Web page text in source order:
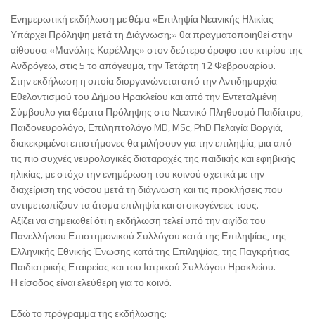
Ενημερωτική εκδήλωση με θέμα «Επιληψία Νεανικής Ηλικίας –
Υπάρχει Πρόληψη μετά τη Διάγνωση;» θα πραγματοποιηθεί στην
αίθουσα «Μανόλης Καρέλλης» στον δεύτερο όροφο του κτιρίου της
Ανδρόγεω, στις 5 το απόγευμα, την Τετάρτη 12 Φεβρουαρίου.
Στην εκδήλωση η οποία διοργανώνεται από την Αντιδημαρχία
Εθελοντισμού του Δήμου Ηρακλείου και από την Εντεταλμένη
Σύμβουλο για θέματα Πρόληψης στο Νεανικό Πληθυσμό Παιδίατρο,
Παιδονευρολόγο, Επιληπτολόγο MD, MSc, PhD Πελαγία Βοργιά,
διακεκριμένοι επιστήμονες θα μιλήσουν για την επιληψία, μια από
τις πιο συχνές νευρολογικές διαταραχές της παιδικής και εφηβικής
ηλικίας, με στόχο την ενημέρωση του κοινού σχετικά με την
διαχείριση της νόσου μετά τη διάγνωση και τις προκλήσεις που
αντιμετωπίζουν τα άτομα επιληψία και οι οικογένειες τους.
Αξίζει να σημειωθεί ότι η εκδήλωση τελεί υπό την αιγίδα του
Πανελλήνιου Επιστημονικού Συλλόγου κατά της Επιληψίας, της
Ελληνικής Εθνικής Ένωσης κατά της Επιληψίας, της Παγκρήτιας
Παιδιατρικής Εταιρείας και του Ιατρικού Συλλόγου Ηρακλείου.
Η είσοδος είναι ελεύθερη για το κοινό.
Εδώ το πρόγραμμα της εκδήλωσης: